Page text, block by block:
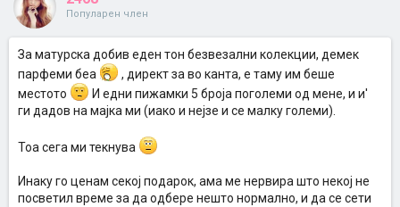
Популарен член
За матурска добив еден тон безвезални колекции, демек
парфеми беа
, директ за во канта, е таму им беше
местото
И едни пижамки 5 броја поголеми од мене, и и'
ги дадов на мајка ми (иако и нејзе и се малку големи).
Тоа сега ми текнува
Инаку го ценам секој подарок, ама ме нервира што некој не
посветил време за да одбере нешто нормално, и да се сети